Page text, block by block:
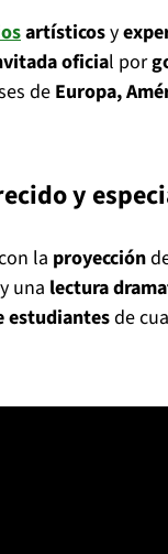
artísticosy
oficial por
de Europa,
y
la proyección
y una lectura
estudiantesde